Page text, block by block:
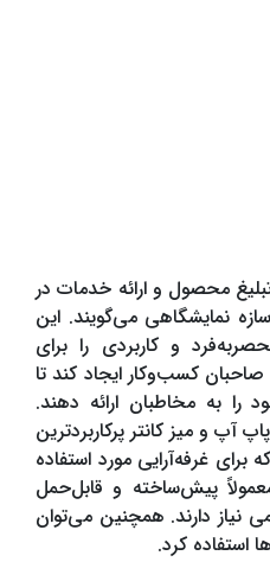
محصول‌ و ارائه خدمات در
نمایشگاهی می‌گویند. این
و کاربردی را برای
کسب‌وکار ایجاد کند تا
را به مخاطبان ارائه دهند.
آپ و میز کانتر پرکاربردترین
غرفه‌آرایی مورد استفاده
پیش‌ساخته و قابل‌حمل
نیاز دارند. همچنین می‌توان
استفاده کرد.